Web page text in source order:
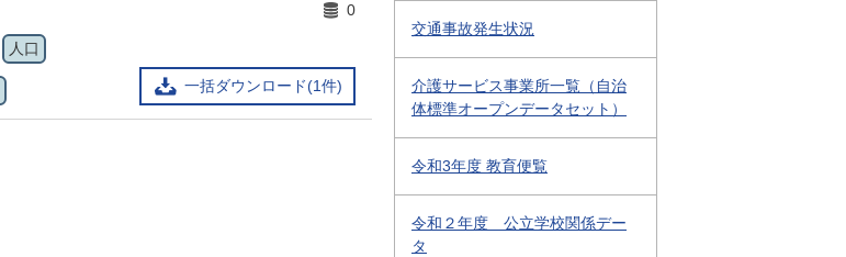
一括ダウンロード(1件)
0
人口
交通事故発生状況
介護サービス事業所一覧（自治
体標準オープンデータセット）
令和3年度 教育便覧
令和２年度 公立学校関係デー
タ